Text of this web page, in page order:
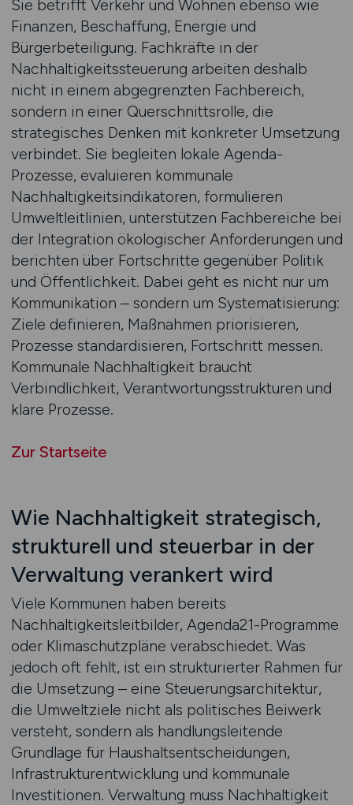
Sie betrifft Verkehr und Wohnen ebenso wie
Finanzen, Beschaffung, Energie und
Bürgerbeteiligung. Fachkräfte in der
Nachhaltigkeitssteuerung arbeiten deshalb
nicht in einem abgegrenzten Fachbereich,
sondern in einer Querschnittsrolle, die
strategisches Denken mit konkreter Umsetzung
verbindet. Sie begleiten lokale Agenda-
Prozesse, evaluieren kommunale
Nachhaltigkeitsindikatoren, formulieren
Umweltleitlinien, unterstützen Fachbereiche bei
der Integration ökologischer Anforderungen und
berichten über Fortschritte gegenüber Politik
und Öffentlichkeit. Dabei geht es nicht nur um
Kommunikation – sondern um Systematisierung:
Ziele definieren, Maßnahmen priorisieren,
Prozesse standardisieren, Fortschritt messen.
Kommunale Nachhaltigkeit braucht
Verbindlichkeit, Verantwortungsstrukturen und
klare Prozesse.
Zur Startseite
Wie Nachhaltigkeit strategisch,
strukturell und steuerbar in der
Verwaltung verankert wird
Viele Kommunen haben bereits
Nachhaltigkeitsleitbilder, Agenda21-Programme
oder Klimaschutzpläne verabschiedet. Was
jedoch oft fehlt, ist ein strukturierter Rahmen für
die Umsetzung – eine Steuerungsarchitektur,
die Umweltziele nicht als politisches Beiwerk
versteht, sondern als handlungsleitende
Grundlage für Haushaltsentscheidungen,
Infrastrukturentwicklung und kommunale
Investitionen. Verwaltung muss Nachhaltigkeit